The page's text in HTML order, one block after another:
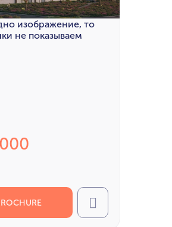
изображение, то
не показываем
Call